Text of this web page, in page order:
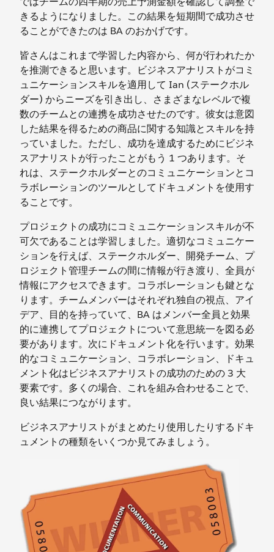
きるようになりました。この結果を短期間で成功させ
ることができたのは BA のおかげです。
皆さんはこれまで学習した内容から、何が行われたか
を推測できると思います。ビジネスアナリストがコミ
ュニケーションスキルを適用して Ian (ステークホル
ダー) からニーズを引き出し、さまざまなレベルで複
数のチームとの連携を成功させたのです。彼女は意図
した結果を得るための商品に関する知識とスキルを持
っていました。ただし、成功を達成するためにビジネ
スアナリストが行ったことがもう 1 つあります。そ
れは、ステークホルダーとのコミュニケーションとコ
ラボレーションのツールとしてドキュメントを使用す
ることです。
プロジェクトの成功にコミュニケーションスキルが不
可欠であることは学習しました。適切なコミュニケー
ションを行えば、ステークホルダー、開発チーム、プ
ロジェクト管理チームの間に情報が行き渡り、全員が
情報にアクセスできます。コラボレーションも鍵とな
ります。チームメンバーはそれぞれ独自の視点、アイ
デア、目的を持っていて、BA はメンバー全員と効果
的に連携してプロジェクトについて意思統一を図る必
要があります。次にドキュメント化を行います。効果
的なコミュニケーション、コラボレーション、ドキュ
メント化はビジネスアナリストの成功のための 3 大
要素です。多くの場合、これを組み合わせることで、
良い結果につながります。
ビジネスアナリストがまとめたり使用したりするドキ
ュメントの種類をいくつか見てみましょう。